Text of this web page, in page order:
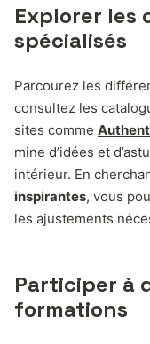
Explorer les
spécialisés
Parcourez les
consultez les
sites comme
mine d’idées et
intérieur. En
inspirantes, vous
les ajustements
Participer à
formations